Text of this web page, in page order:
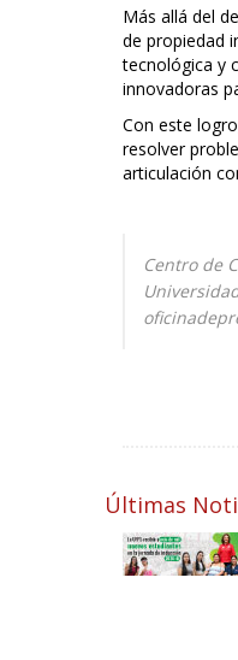
Más allá del
de propiedad
tecnológica y
innovadoras
Con este
resolver
articulación
Centro de
Últimas